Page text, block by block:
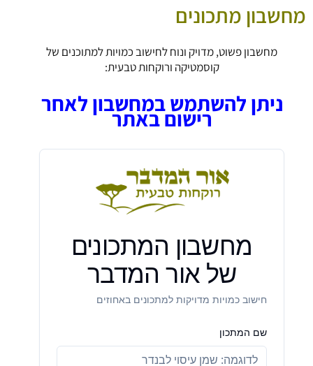
מחשבון מתכונים
מחשבון פשוט, מדויק ונוח לחישוב כמויות למתוכנים של
קוסמטיקה ורוקחות טבעית:
ניתן להשתמש במחשבון לאחר
רישום באתר